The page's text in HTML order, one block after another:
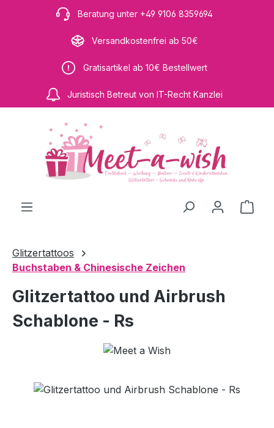
Zum Hauptinhalt springenBeratung unter +49 9106 8359694
Versandkostenfrei ab 50€
Gratisartikel ab 10€ Bestellwert
Juristisch Betreut von IT-Recht Kanzlei
Glitzertattoos
Buchstaben & Chinesische Zeichen
Glitzertattoo und Airbrush
Schablone - Rs
Bildergalerie überspringen